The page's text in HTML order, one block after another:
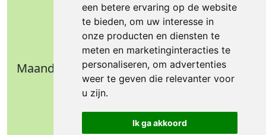
een betere ervaring op de website
te bieden, om uw interesse in
onze producten en diensten te
meten en marketinginteracties te
personaliseren, om advertenties
weer te geven die relevanter voor
u zijn.
Ik ga akkoord
Tel.: +31 (0)314 344 342
Email: info@bafa.nl
Openingstijden
Maandag t/m donderdag: 09.00 - 16.30 uur
Vrijdag: 09.00 - 14.30 uur
Weekend: gesloten